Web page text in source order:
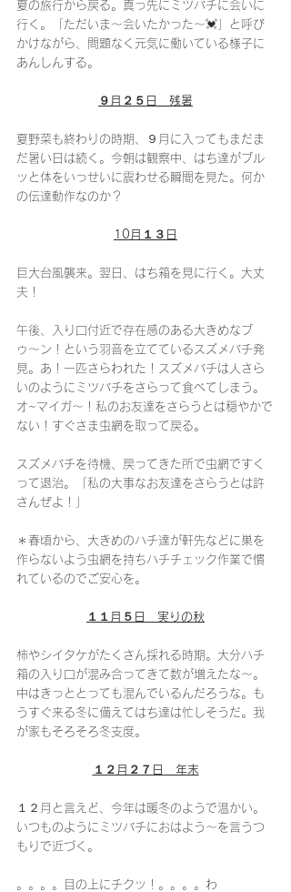
夏の旅行から戻る。真っ先にミツバチに会いに
行く。「ただいま〜会いたかった〜💓」と呼び
かけながら、問題なく元気に働いている様子に
あんしんする。
９月２５日　残暑
夏野菜も終わりの時期、９月に入ってもまだま
だ暑い日は続く。今朝は観察中、はち達がブル
ッと体をいっせいに震わせる瞬間を見た。何か
の伝達動作なのか？
10月１３日
巨大台風襲来。翌日、はち箱を見に行く。大丈
夫！
午後、入り口付近で存在感のある大きめなブ
ゥ〜ン！という羽音を立てているスズメバチ発
見。あ！一匹さらわれた！スズメバチは人さら
いのようにミツバチをさらって食べてしまう。
オ~マイガ〜！私のお友達をさらうとは穏やかで
ない！すぐさま虫網を取って戻る。
スズメバチを待機、戻ってきた所で虫網ですく
って退治。「私の大事なお友達をさらうとは許
さんぜよ！」
＊春頃から、大きめのハチ達が軒先などに巣を
作らないよう虫網を持ちハチチェック作業で慣
れているのでご安心を。
１１月５日　実りの秋
柿やシイタケがたくさん採れる時期。大分ハチ
箱の入り口が混み合ってきて数が増えたな〜。
中はきっととっても混んでいるんだろうな。も
うすぐ来る冬に備えてはち達は忙しそうだ。我
が家もそろそろ冬支度。
１２月２７日　年末
１２月と言えど、今年は暖冬のようで温かい。
いつものようにミツバチにおはよう〜を言うつ
もりで近づく。
。。。。目の上にチクッ！。。。。わ